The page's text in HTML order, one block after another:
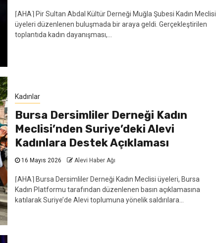
⌈AHA⌉ Pir Sultan Abdal Kültür Derneği Muğla Şubesi Kadın Meclisi
üyeleri düzenlenen buluşmada bir araya geldi. Gerçekleştirilen
toplantıda kadın dayanışması,...
Kadınlar
Bursa Dersimliler Derneği Kadın
Meclisi’nden Suriye’deki Alevi
Kadınlara Destek Açıklaması
16 Mayıs 2026 Alevi Haber Ağı
⌈AHA⌉ Bursa Dersimliler Derneği Kadın Meclisi üyeleri, Bursa
Kadın Platformu tarafından düzenlenen basın açıklamasına
katılarak Suriye’de Alevi toplumuna yönelik saldırılara...